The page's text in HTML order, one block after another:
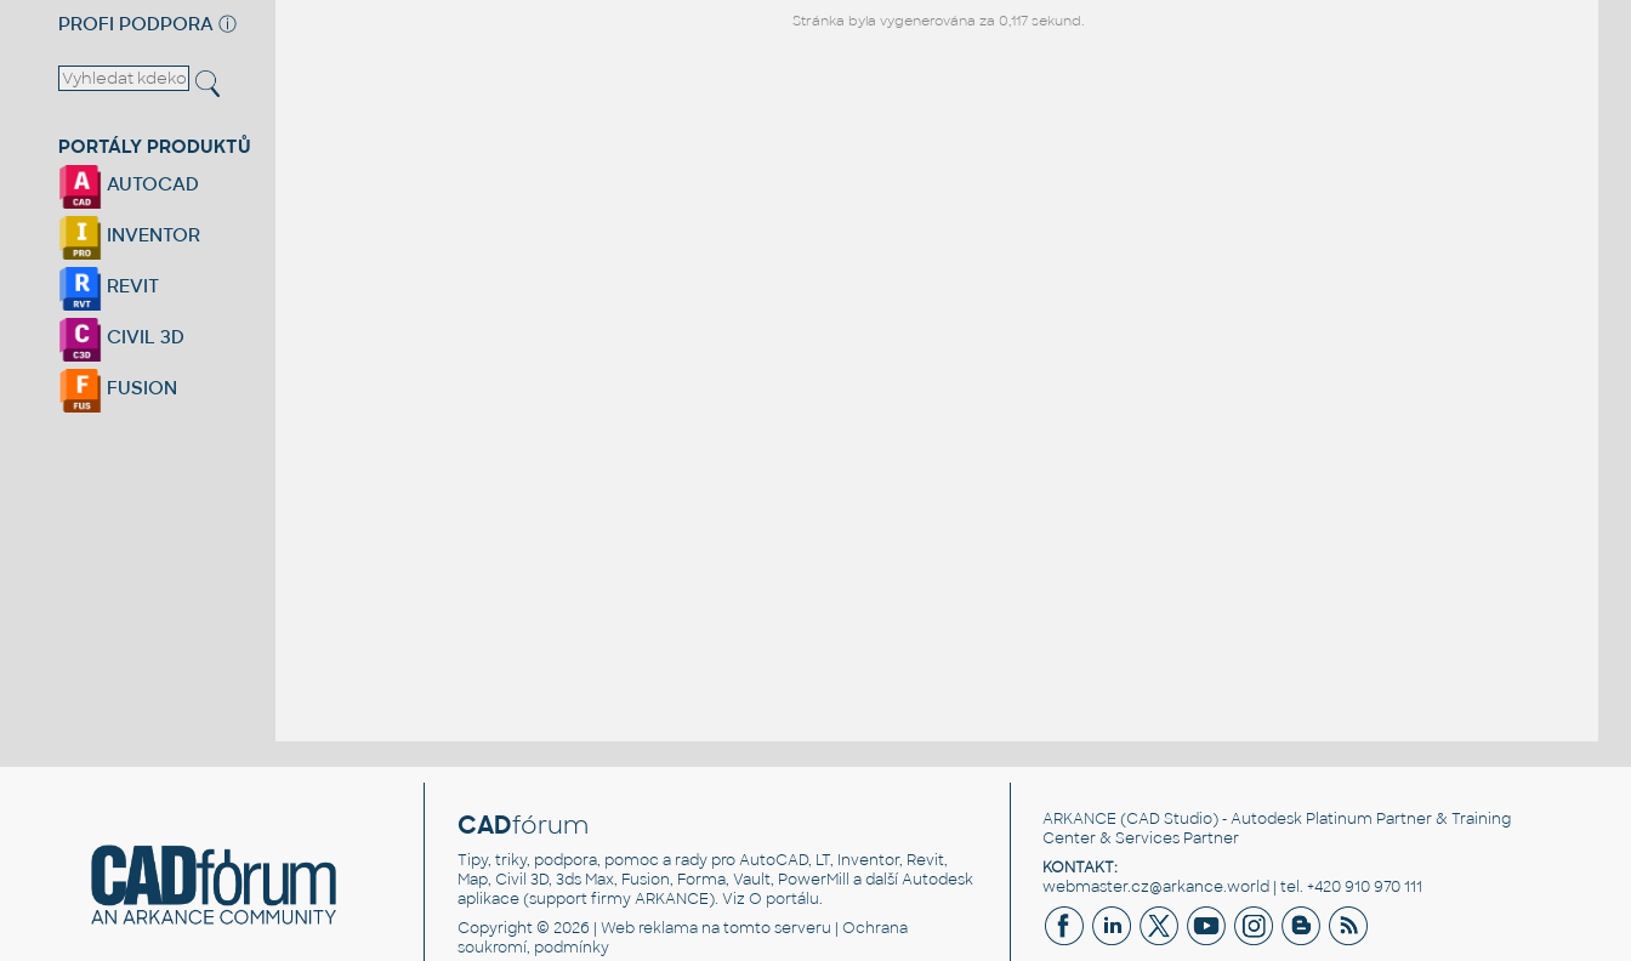
PROFI PODPORA ⓘ
PORTÁLY PRODUKTŮ
AUTOCAD
INVENTOR
REVIT
CIVIL 3D
FUSION
Stránka byla vygenerována za 0,117 sekund.
CADfórum
Tipy, triky, podpora, pomoc a rady pro AutoCAD, LT, Inventor, Revit,
Map, Civil 3D, 3ds Max, Fusion, Forma, Vault, PowerMill a další Autodesk
aplikace (support firmy ARKANCE). VizO portálu.
Copyright © 2026 |Web reklama na tomto serveru |Ochrana
soukromí, podmínky
ARKANCE (CAD Studio) - Autodesk Platinum Partner & Training
Center & Services Partner
KONTAKT:
webmaster.cz@arkance.world | tel. +420 910 970 111